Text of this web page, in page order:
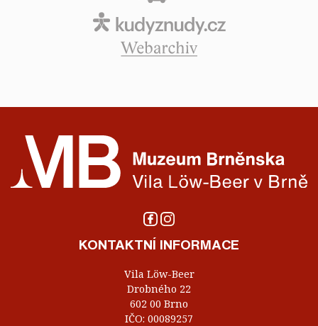
KONTAKTNÍ INFORMACE
Vila Löw-Beer
Drobného 22
602 00 Brno
IČO: 00089257